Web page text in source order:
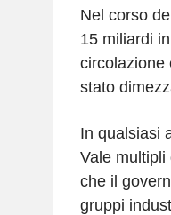
Nel corso
15 miliardi
circolazione
stato
In qualsiasi
Vale multipli
che il
gruppi